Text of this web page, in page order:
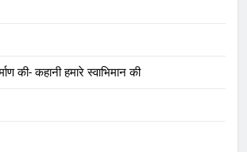
की- कहानी हमारे स्वाभिमान की